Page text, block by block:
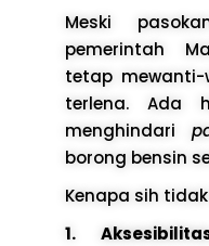
Meski
pemerintah
tetap
terlena. Ada
menghindari
borong bensin
Kenapa sih
1.